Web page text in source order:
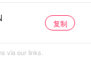
复制
via our links.